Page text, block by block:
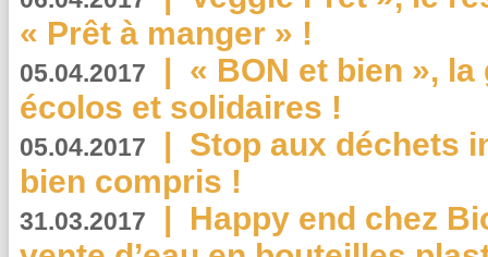
« Prêt à manger » !
05.04.2017 | « BON et bien »,
écolos et solidaires !
05.04.2017 | Stop aux déchets
bien compris !
31.03.2017 | Happy end chez